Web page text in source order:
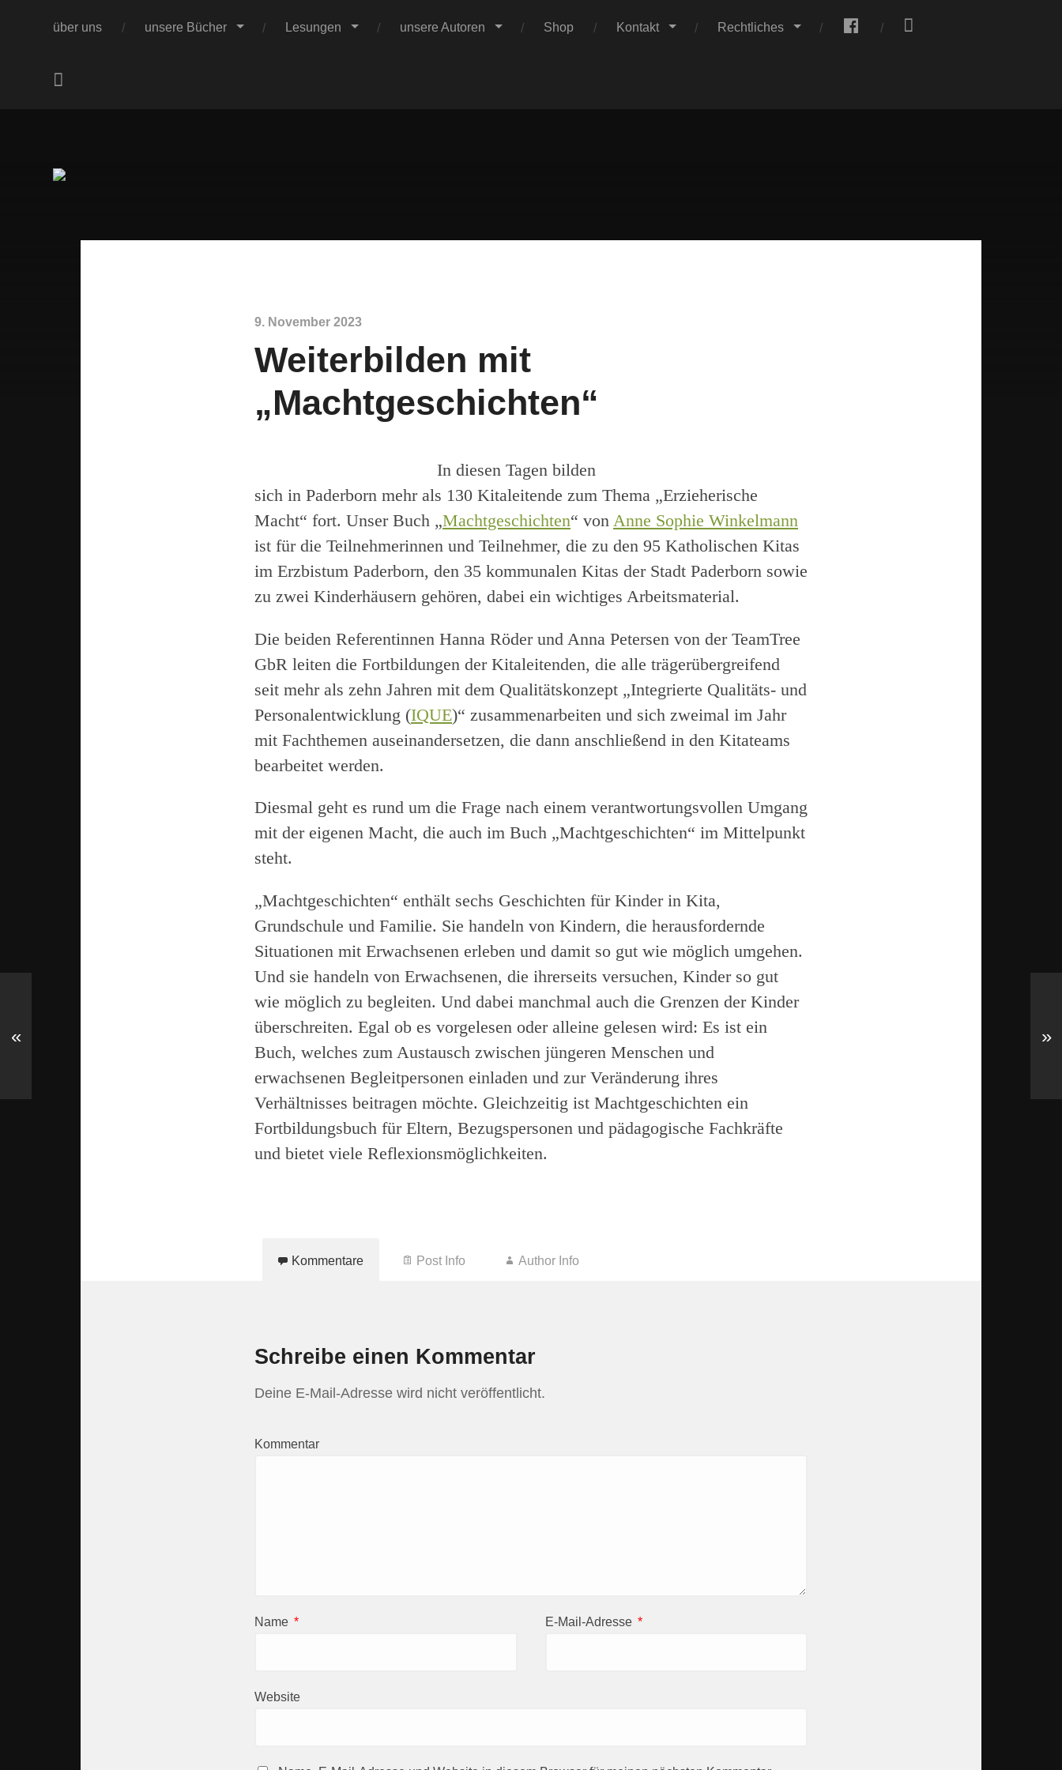
über uns unsere Bücher Lesungen unsere Autoren Shop Kontakt Rechtliches
Verlag
9. November 2023
Weiterbilden mit
„Machtgeschichten“
In diesen Tagen bilden
sich in Paderborn mehr als 130 Kitaleitende zum Thema „Erzieherische
Macht“ fort. Unser Buch „Machtgeschichten“ von Anne Sophie Winkelmann
ist für die Teilnehmerinnen und Teilnehmer, die zu den 95 Katholischen Kitas
im Erzbistum Paderborn, den 35 kommunalen Kitas der Stadt Paderborn sowie
zu zwei Kinderhäusern gehören, dabei ein wichtiges Arbeitsmaterial.
Die beiden Referentinnen Hanna Röder und Anna Petersen von der TeamTree
GbR leiten die Fortbildungen der Kitaleitenden, die alle trägerübergreifend
seit mehr als zehn Jahren mit dem Qualitätskonzept „Integrierte Qualitäts- und
Personalentwicklung (IQUE)“ zusammenarbeiten und sich zweimal im Jahr
mit Fachthemen auseinandersetzen, die dann anschließend in den Kitateams
bearbeitet werden.
Diesmal geht es rund um die Frage nach einem verantwortungsvollen Umgang
mit der eigenen Macht, die auch im Buch „Machtgeschichten“ im Mittelpunkt
steht.
„Machtgeschichten“ enthält sechs Geschichten für Kinder in Kita,
Grundschule und Familie. Sie handeln von Kindern, die herausfordernde
Situationen mit Erwachsenen erleben und damit so gut wie möglich umgehen.
Und sie handeln von Erwachsenen, die ihrerseits versuchen, Kinder so gut
wie möglich zu begleiten. Und dabei manchmal auch die Grenzen der Kinder
überschreiten. Egal ob es vorgelesen oder alleine gelesen wird: Es ist ein
Buch, welches zum Austausch zwischen jüngeren Menschen und
erwachsenen Begleitpersonen einladen und zur Veränderung ihres
Verhältnisses beitragen möchte. Gleichzeitig ist Machtgeschichten ein
Fortbildungsbuch für Eltern, Bezugspersonen und pädagogische Fachkräfte
und bietet viele Reflexionsmöglichkeiten.
Kommentare Post Info Author Info
Schreibe einen Kommentar
Deine E-Mail-Adresse wird nicht veröffentlicht.
Kommentar
Name * E-Mail-Adresse *
Website
« »